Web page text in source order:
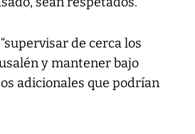
de cerca los
y mantener bajo
adicionales que podrían